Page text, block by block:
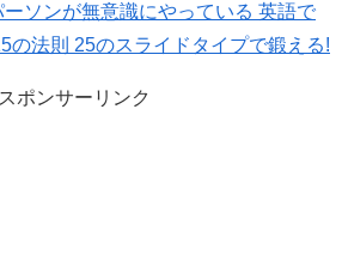
ソンが無意識にやっている 英語で
の法則 25のスライドタイプで鍛える!
スポンサーリンク